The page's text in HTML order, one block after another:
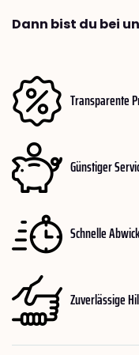
Dann bist du bei
Transparente
Günstiger
Schnelle
Zuverlässige